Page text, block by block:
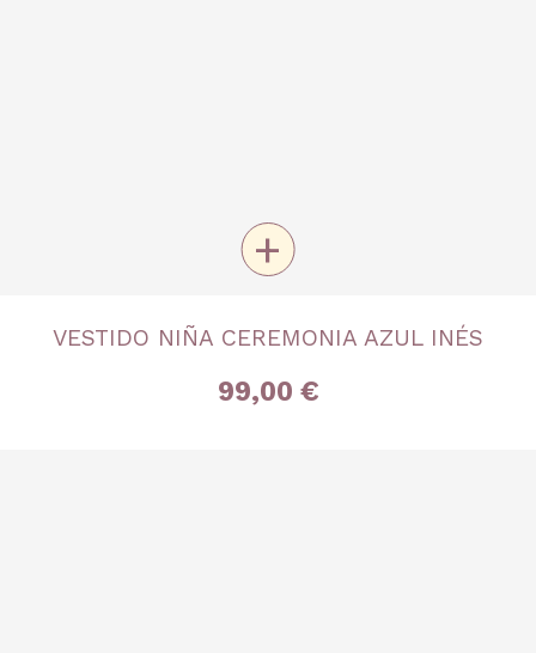
5 años 10 años
+
VESTIDO NIÑA CEREMONIA AZUL INÉS
99,00 €